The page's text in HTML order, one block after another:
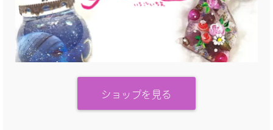
ショップを見る